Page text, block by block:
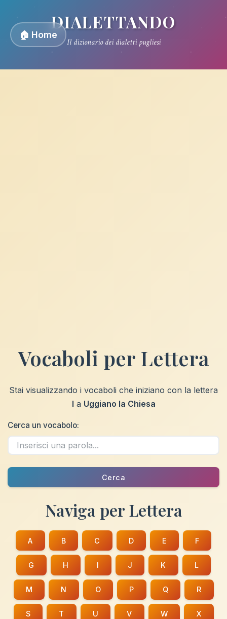
🏠 Home
DIALETTANDO
Il dizionario dei dialetti pugliesi
Vocaboli per Lettera
Stai visualizzando i vocaboli che iniziano con la lettera
I a Uggiano la Chiesa
Cerca un vocabolo:
Cerca
Naviga per Lettera
A B C D E F
G H I J K L
M N O P Q R
S T U V W X